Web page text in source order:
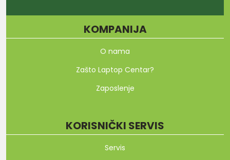
KOMPANIJA
O nama
Zašto Laptop Centar?
Zaposlenje
KORISNIČKI SERVIS
Servis